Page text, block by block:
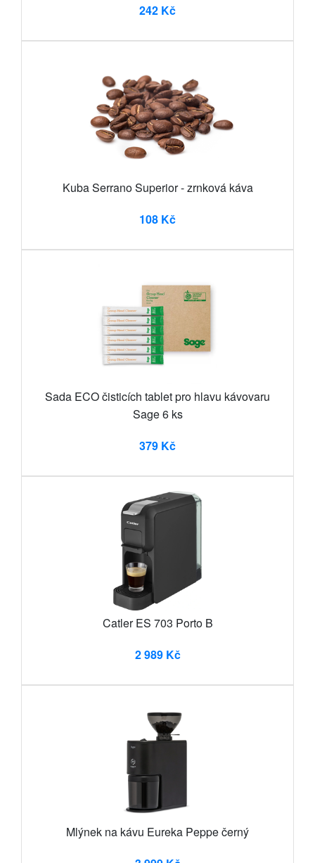
242 Kč
Kuba Serrano Superior - zrnková káva
108 Kč
Sada ECO čisticích tablet pro hlavu kávovaru
Sage 6 ks
379 Kč
Catler ES 703 Porto B
2 989 Kč
Mlýnek na kávu Eureka Peppe černý